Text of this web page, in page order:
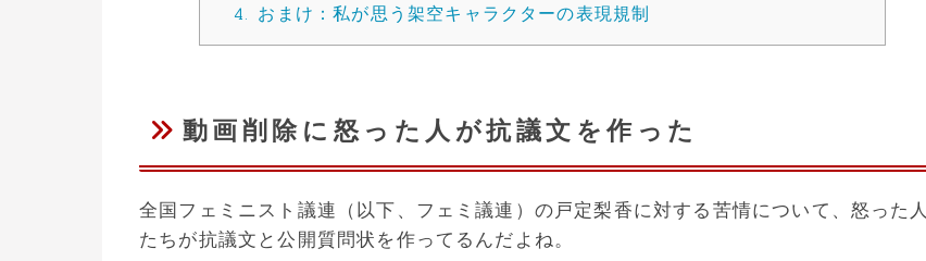
4.
おまけ：私が思う架空キャラクターの表現規制
動画削除に怒った人が抗議文を作った
全国フェミニスト議連（以下、フェミ議連）の戸定梨香に対する苦情について、怒った人
たちが抗議文と公開質問状を作ってるんだよね。